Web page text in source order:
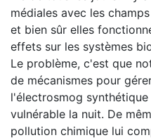
médiales avec les
et bien sûr elles
effets sur les systèmes
Le problème, c'est que
de mécanismes pour
l'électrosmog
vulnérable la nuit. De
pollution chimique lui